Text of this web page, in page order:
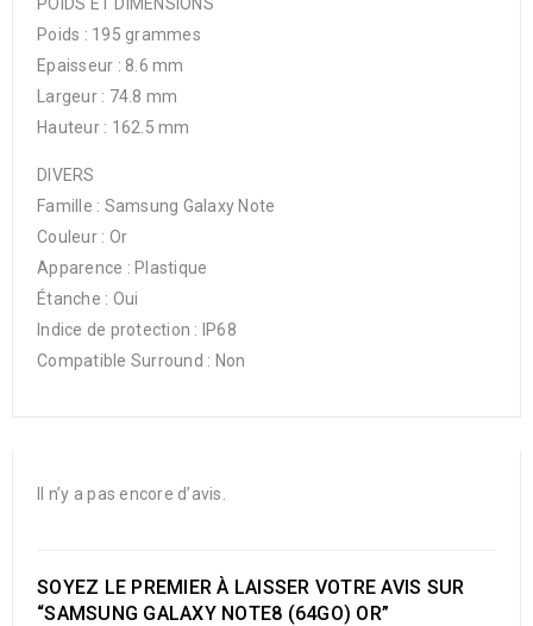
Poids : 195 grammes
Epaisseur : 8.6 mm
Largeur : 74.8 mm
Hauteur : 162.5 mm
DIVERS
Famille : Samsung Galaxy Note
Couleur : Or
Apparence : Plastique
Étanche : Oui
Indice de protection : IP68
Compatible Surround : Non
Il n’y a pas encore d’avis.
SOYEZ LE PREMIER À LAISSER VOTRE AVIS SUR
“SAMSUNG GALAXY NOTE8 (64GO) OR”